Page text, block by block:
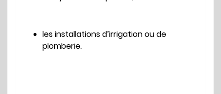
les installations d’irrigation ou de
plomberie.